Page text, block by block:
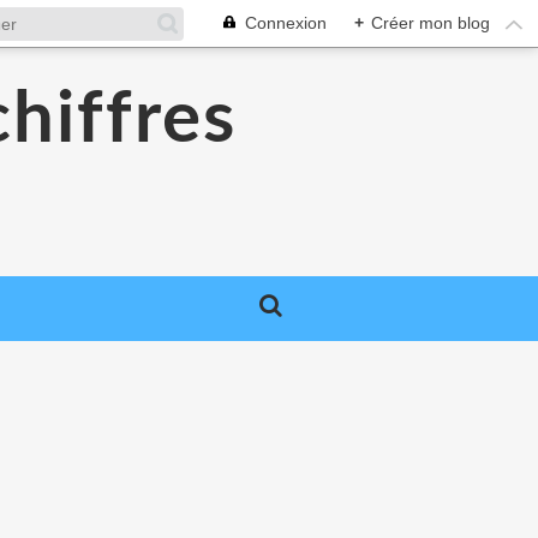
Connexion + Créer mon blog